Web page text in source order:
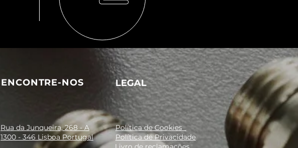
ENCONTRE-NOS LEGAL
Rua da Junqueira, 268 - A
1300 - 346 Lisboa Portugal
Política de Cookies
Política de Privacidade